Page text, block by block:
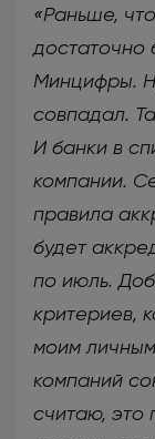
«Раньше,
достаточно
Минцифры.
совпадал.
И банки в
компании.
правила
будет
по июль.
критериев,
моим
компаний
считаю, это